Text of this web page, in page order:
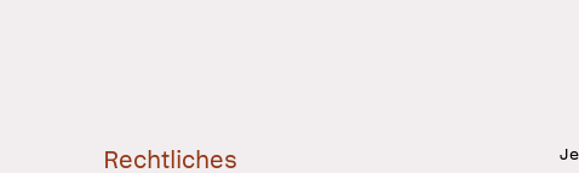
Rechtliches